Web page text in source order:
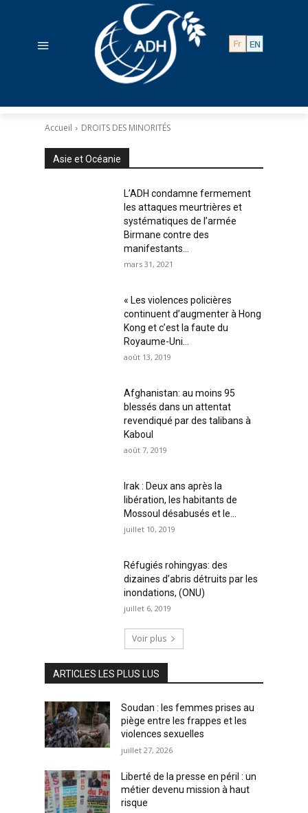
Accueil DROITS DES MINORITÉS
Asie et Océanie
L’ADH condamne fermement
les attaques meurtrières et
systématiques de l’armée
Birmane contre des
manifestants...
mars 31, 2021
« Les violences policières
continuent d’augmenter à Hong
Kong et c’est la faute du
Royaume-Uni...
août 13, 2019
Afghanistan: au moins 95
blessés dans un attentat
revendiqué par des talibans à
Kaboul
août 7, 2019
Irak : Deux ans après la
libération, les habitants de
Mossoul désabusés et le...
juillet 10, 2019
Réfugiés rohingyas: des
dizaines d’abris détruits par les
inondations, (ONU)
juillet 6, 2019
Voir plus
ARTICLES LES PLUS LUS
Soudan : les femmes prises au
piège entre les frappes et les
violences sexuelles
juillet 27, 2026
Liberté de la presse en péril : un
métier devenu mission à haut
risque